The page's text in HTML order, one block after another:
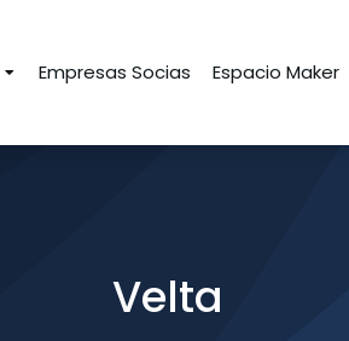
Empresas Socias Espacio Maker
Velta